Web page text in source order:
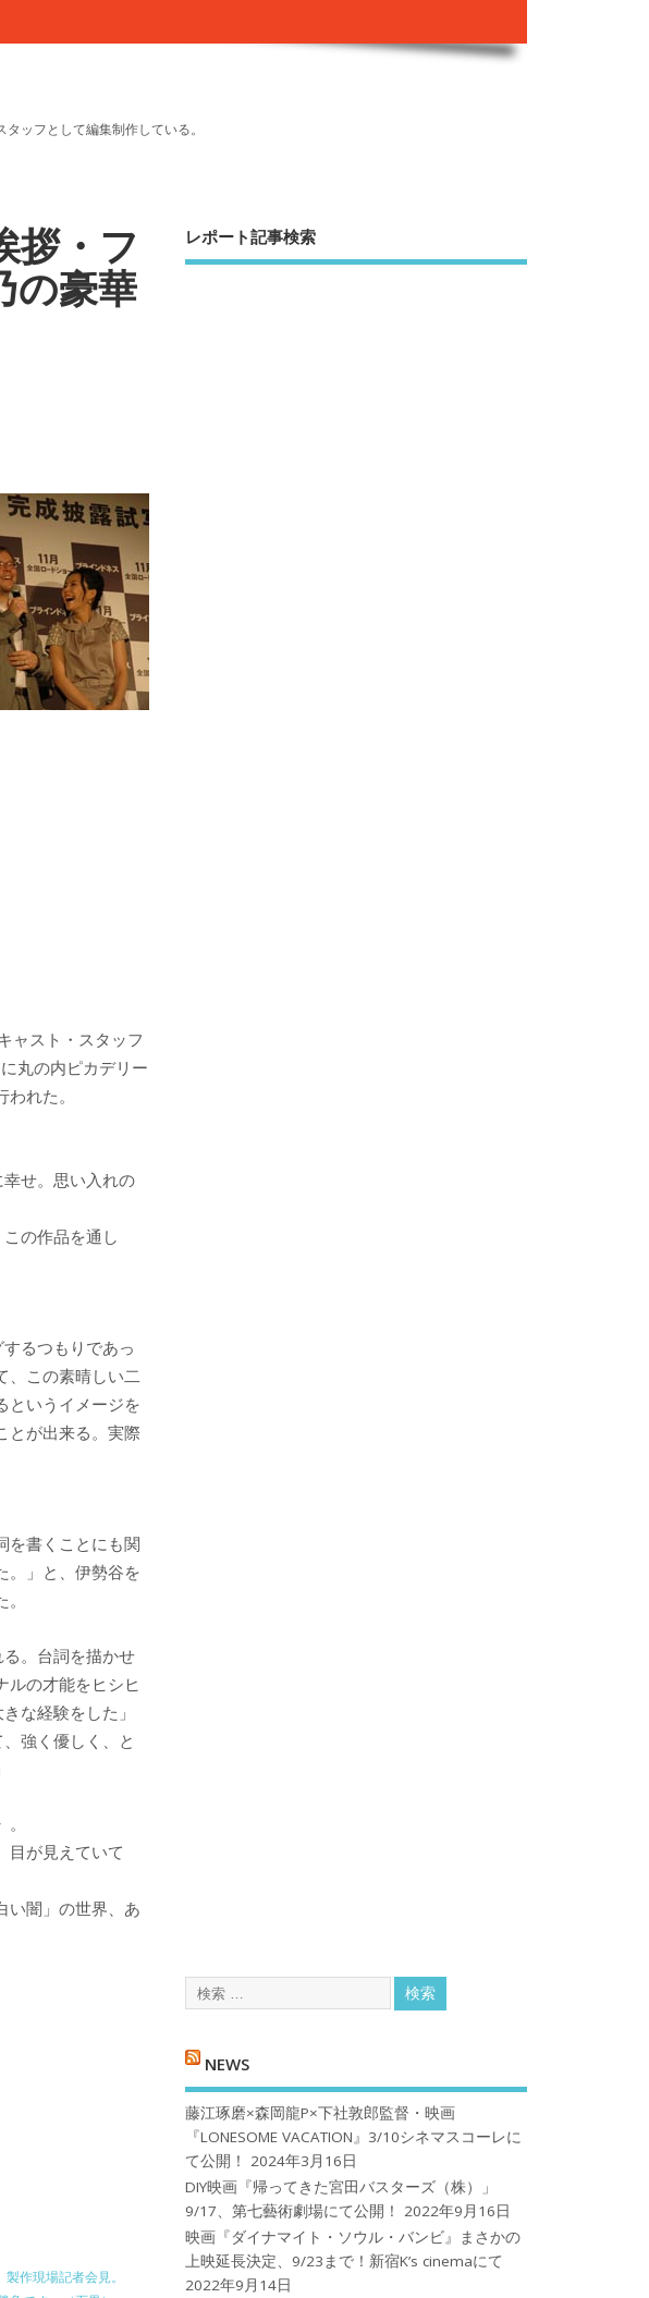
ッフとして編集制作している。
拶・フ
の豪華
ャスト・スタッフ
丸の内ピカデリー
れた。
せ。思い入れの
の作品を通し
るつもりであっ
、この素晴しい二
というイメージを
とが出来る。実際
を書くことにも関
。」と、伊勢谷を
。台詞を描かせ
ルの才能をヒシヒ
な経験をした」
強く優しく、と
目が見えていて
い闇」の世界、あ
作現場記者会見。
レポート記事検索
NEWS
藤江琢磨×森岡龍P×下社敦郎監督・映画
『LONESOME VACATION』3/10シネマスコーレに
て公開！
2024年3月16日
DIY映画『帰ってきた宮田バスターズ（株）」
9/17、第七藝術劇場にて公開！
2022年9月16日
映画『ダイナマイト・ソウル・バンビ』まさかの
上映延長決定、9/23まで！新宿K’s cinemaにて
2022年9月14日